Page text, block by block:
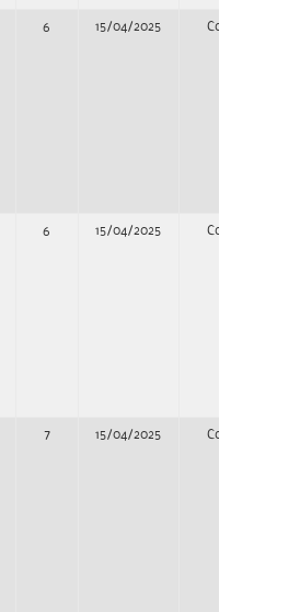
6 15/04/2025 Concurso
6 15/04/2025 Concurso
7 15/04/2025 Concurso